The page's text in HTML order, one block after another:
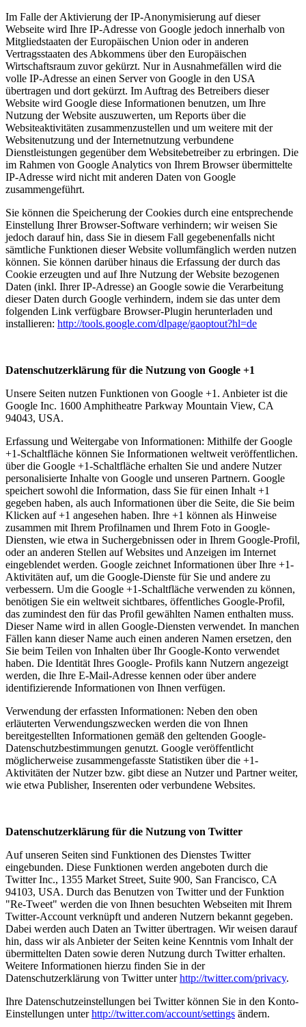
Im Falle der Aktivierung der IP-Anonymisierung auf dieser
Webseite wird Ihre IP-Adresse von Google jedoch innerhalb von
Mitgliedstaaten der Europäischen Union oder in anderen
Vertragsstaaten des Abkommens über den Europäischen
Wirtschaftsraum zuvor gekürzt. Nur in Ausnahmefällen wird die
volle IP-Adresse an einen Server von Google in den USA
übertragen und dort gekürzt. Im Auftrag des Betreibers dieser
Website wird Google diese Informationen benutzen, um Ihre
Nutzung der Website auszuwerten, um Reports über die
Websiteaktivitäten zusammenzustellen und um weitere mit der
Websitenutzung und der Internetnutzung verbundene
Dienstleistungen gegenüber dem Websitebetreiber zu erbringen. Die
im Rahmen von Google Analytics von Ihrem Browser übermittelte
IP-Adresse wird nicht mit anderen Daten von Google
zusammengeführt.
Sie können die Speicherung der Cookies durch eine entsprechende
Einstellung Ihrer Browser-Software verhindern; wir weisen Sie
jedoch darauf hin, dass Sie in diesem Fall gegebenenfalls nicht
sämtliche Funktionen dieser Website vollumfänglich werden nutzen
können. Sie können darüber hinaus die Erfassung der durch das
Cookie erzeugten und auf Ihre Nutzung der Website bezogenen
Daten (inkl. Ihrer IP-Adresse) an Google sowie die Verarbeitung
dieser Daten durch Google verhindern, indem sie das unter dem
folgenden Link verfügbare Browser-Plugin herunterladen und
installieren: http://tools.google.com/dlpage/gaoptout?hl=de
Datenschutzerklärung für die Nutzung von Google +1
Unsere Seiten nutzen Funktionen von Google +1. Anbieter ist die
Google Inc. 1600 Amphitheatre Parkway Mountain View, CA
94043, USA.
Erfassung und Weitergabe von Informationen: Mithilfe der Google
+1-Schaltfläche können Sie Informationen weltweit veröffentlichen.
über die Google +1-Schaltfläche erhalten Sie und andere Nutzer
personalisierte Inhalte von Google und unseren Partnern. Google
speichert sowohl die Information, dass Sie für einen Inhalt +1
gegeben haben, als auch Informationen über die Seite, die Sie beim
Klicken auf +1 angesehen haben. Ihre +1 können als Hinweise
zusammen mit Ihrem Profilnamen und Ihrem Foto in Google-
Diensten, wie etwa in Suchergebnissen oder in Ihrem Google-Profil,
oder an anderen Stellen auf Websites und Anzeigen im Internet
eingeblendet werden. Google zeichnet Informationen über Ihre +1-
Aktivitäten auf, um die Google-Dienste für Sie und andere zu
verbessern. Um die Google +1-Schaltfläche verwenden zu können,
benötigen Sie ein weltweit sichtbares, öffentliches Google-Profil,
das zumindest den für das Profil gewählten Namen enthalten muss.
Dieser Name wird in allen Google-Diensten verwendet. In manchen
Fällen kann dieser Name auch einen anderen Namen ersetzen, den
Sie beim Teilen von Inhalten über Ihr Google-Konto verwendet
haben. Die Identität Ihres Google- Profils kann Nutzern angezeigt
werden, die Ihre E-Mail-Adresse kennen oder über andere
identifizierende Informationen von Ihnen verfügen.
Verwendung der erfassten Informationen: Neben den oben
erläuterten Verwendungszwecken werden die von Ihnen
bereitgestellten Informationen gemäß den geltenden Google-
Datenschutzbestimmungen genutzt. Google veröffentlicht
möglicherweise zusammengefasste Statistiken über die +1-
Aktivitäten der Nutzer bzw. gibt diese an Nutzer und Partner weiter,
wie etwa Publisher, Inserenten oder verbundene Websites.
Datenschutzerklärung für die Nutzung von Twitter
Auf unseren Seiten sind Funktionen des Dienstes Twitter
eingebunden. Diese Funktionen werden angeboten durch die
Twitter Inc., 1355 Market Street, Suite 900, San Francisco, CA
94103, USA. Durch das Benutzen von Twitter und der Funktion
"Re-Tweet" werden die von Ihnen besuchten Webseiten mit Ihrem
Twitter-Account verknüpft und anderen Nutzern bekannt gegeben.
Dabei werden auch Daten an Twitter übertragen. Wir weisen darauf
hin, dass wir als Anbieter der Seiten keine Kenntnis vom Inhalt der
übermittelten Daten sowie deren Nutzung durch Twitter erhalten.
Weitere Informationen hierzu finden Sie in der
Datenschutzerklärung von Twitter unterhttp://twitter.com/privacy.
Ihre Datenschutzeinstellungen bei Twitter können Sie in den Konto-
Einstellungen unterhttp://twitter.com/account/settings ändern.